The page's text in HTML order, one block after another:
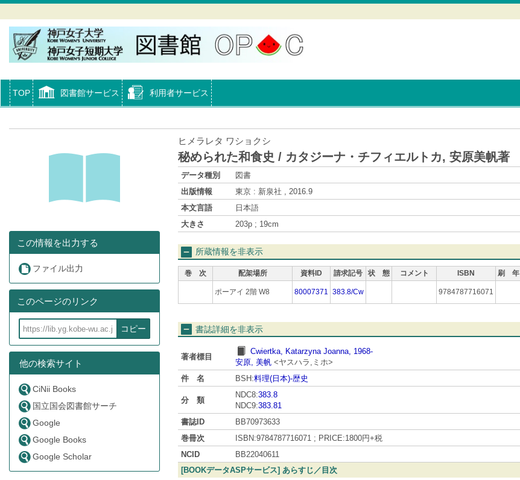
TOP 図書館サービス 利用者サービス
この情報を出力する
ファイル出力
このページのリンク
コピー
他の検索サイト
CiNii Books
国立国会図書館サーチ
Google
Google Books
Google Scholar
ヒメラレタ ワショクシ
秘められた和食史 / カタジーナ・チフィエルトカ, 安原美帆著
データ種別
図書
出版情報
東京 : 新泉社 , 2016.9
本文言語
日本語
大きさ
203p ; 19cm
所蔵情報を非表示
巻 次 配架場所 資料ID 請求記号 状 態 コメント ISBN 刷 年
ポーアイ 2階 W8 80007371 383.8/Cw 9784787716071
書誌詳細を非表示
著者標目
Cwiertka, Katarzyna Joanna, 1968-
安原, 美帆 <ヤスハラ,ミホ>
件 名
BSH:料理(日本)-歴史
分 類
NDC8:383.8
NDC9:383.81
書誌ID
BB70973633
巻冊次
ISBN:9784787716071 ; PRICE:1800円+税
NCID
BB22040611
[BOOKデータASPサービス] あらすじ／目次